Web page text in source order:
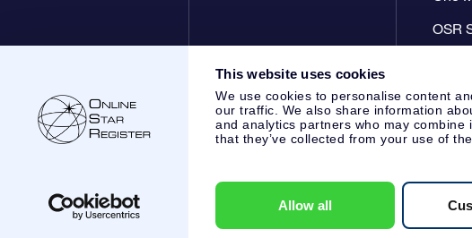
This website uses cookies
We use cookies to personalise content
our traffic. We also share information
and analytics partners who may
that they’ve collected from your use of
Allow all
OSR
カスタマーサービス:
KVK: 60333553, VAT: NL